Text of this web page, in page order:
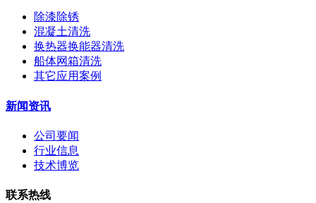
除漆除锈
混凝土清洗
换热器换能器清洗
船体网箱清洗
其它应用案例
新闻资讯
公司要闻
行业信息
技术博览
联系热线